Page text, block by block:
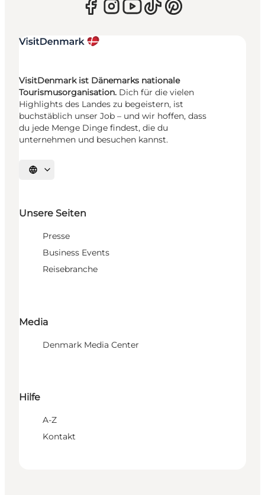
VisitDenmark ist Dänemarks nationale
Tourismusorganisation. Dich für die vielen
Highlights des Landes zu begeistern, ist
buchstäblich unser Job – und wir hoffen, dass
du jede Menge Dinge findest, die du
unternehmen und besuchen kannst.
Sprache auswählen
Unsere Seiten
Presse
Business Events
Reisebranche
Media
Denmark Media Center
Hilfe
A-Z
Kontakt